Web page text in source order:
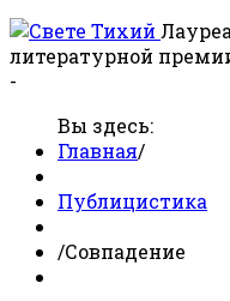
литературной
-
Вы здесь:
Главная/
Публицистика
/Совпадение